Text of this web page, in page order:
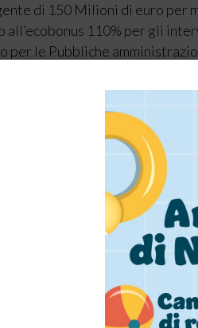
di 150 Milioni di euro per
all’ecobonus 110% per gli
per le Pubbliche
il problema del “caro
sport da utilizzare anche
i canoni di locazione e di
il delegato nazionale Marco
questi colloqui. E’ evidente
pratica dello sport e la
emerso, che si vede anche
i meccanismi che regolano i
degli impianti natatori.
– comunica la
mano a quanto previsto dal
con le limitazioni COVID e